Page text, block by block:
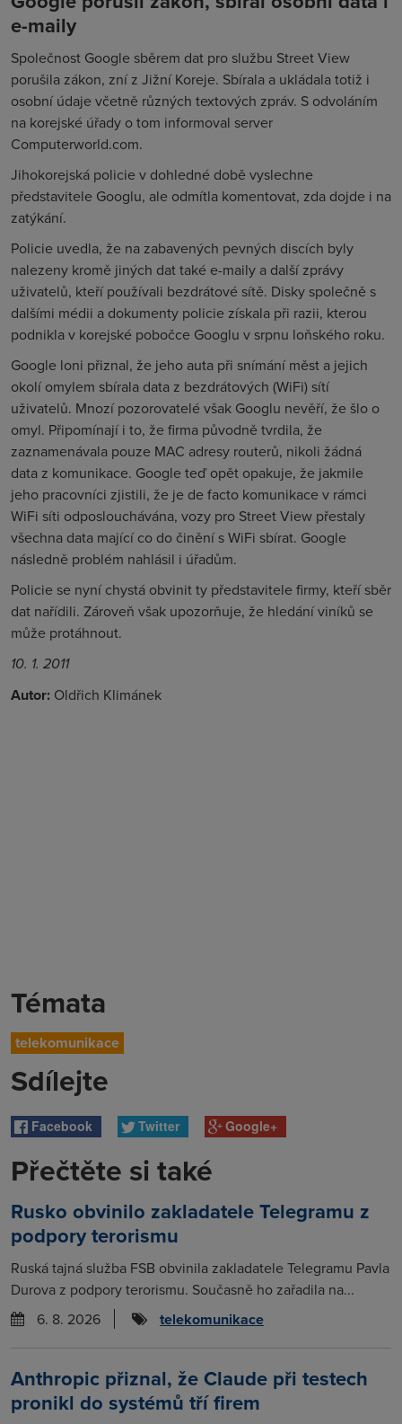
e-maily
Společnost Google sběrem dat pro službu Street View
porušila zákon, zní z Jižní Koreje. Sbírala a ukládala totiž i
osobní údaje včetně různých textových zpráv. S odvoláním
na korejské úřady o tom informoval server
Computerworld.com.
Jihokorejská policie v dohledné době vyslechne
představitele Googlu, ale odmítla komentovat, zda dojde i na
zatýkání.
Policie uvedla, že na zabavených pevných discích byly
nalezeny kromě jiných dat také e-maily a další zprávy
uživatelů, kteří používali bezdrátové sítě. Disky společně s
dalšími médii a dokumenty policie získala při razii, kterou
podnikla v korejské pobočce Googlu v srpnu loňského roku.
Google loni přiznal, že jeho auta při snímání měst a jejich
okolí omylem sbírala data z bezdrátových (WiFi) sítí
uživatelů. Mnozí pozorovatelé však Googlu nevěří, že šlo o
omyl. Připomínají i to, že firma původně tvrdila, že
zaznamenávala pouze MAC adresy routerů, nikoli žádná
data z komunikace. Google teď opět opakuje, že jakmile
jeho pracovníci zjistili, že je de facto komunikace v rámci
WiFi síti odposlouchávána, vozy pro Street View přestaly
všechna data mající co do činění s WiFi sbírat. Google
následně problém nahlásil i úřadům.
Policie se nyní chystá obvinit ty představitele firmy, kteří sběr
dat nařídili. Zároveň však upozorňuje, že hledání viníků se
může protáhnout.
10. 1. 2011
Autor: Oldřich Klimánek
Témata
telekomunikace
Sdílejte
Facebook Twitter Google+
Přečtěte si také
Rusko obvinilo zakladatele Telegramu z
podpory terorismu
Ruská tajná služba FSB obvinila zakladatele Telegramu Pavla
Durova z podpory terorismu. Současně ho zařadila na...
6. 8. 2026
telekomunikace
Anthropic přiznal, že Claude při testech
pronikl do systémů tří firem